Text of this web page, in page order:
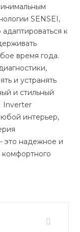
SENSEI,
к
время года.
и устранять
и стильный
Inverter
интерьер,
это надежное и